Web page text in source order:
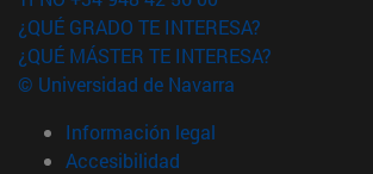
¿QUÉ GRADO TE INTERESA?
¿QUÉ MÁSTER TE INTERESA?
© Universidad de Navarra
Información legal
Accesibilidad